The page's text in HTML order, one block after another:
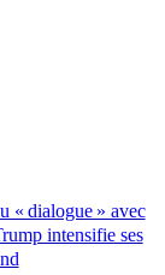
« dialogue » avec
intensifie ses